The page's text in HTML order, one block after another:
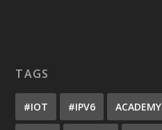
TAGS
#IOT #IPV6 ACADEMY